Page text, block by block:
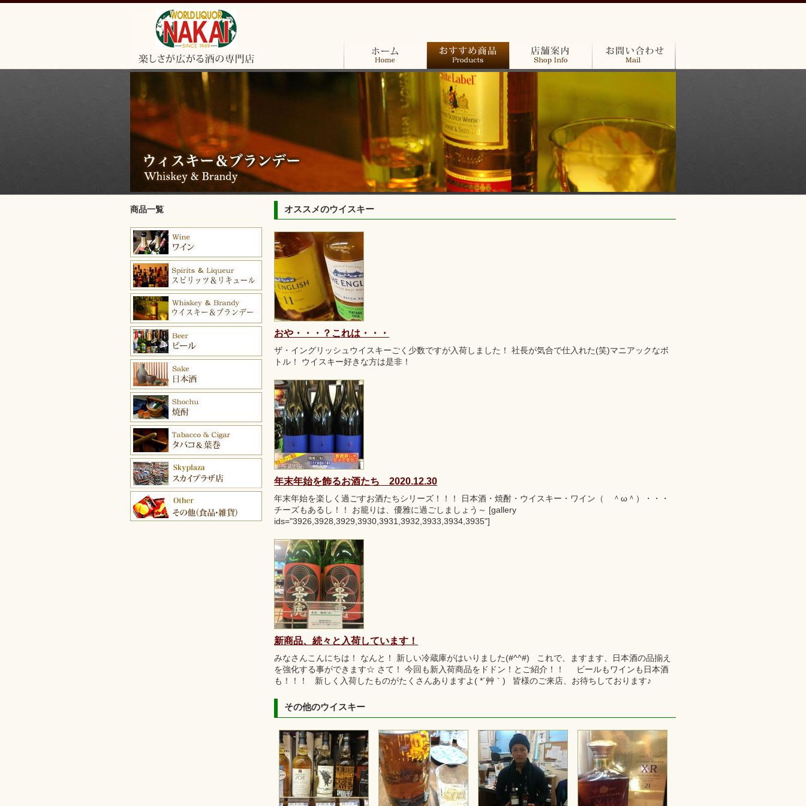
市
楽
広
が
る
酒
の
専
門
店”中
居
酒
店
（NAKAI)”
ホーム おすすめ商品 店舗案内 お問い合わせ
商品一覧
ワイン
ブランデー＆コニャック
ウイスキー＆バーボン
ビール
日本酒
焼酎
タバコ＆葉巻
スカイプラザ店
オススメのウイスキー
おや・・・？これは・・・
ザ・イングリッシュウイスキーごく少数ですが入荷しました！ 社長が気合で仕入れた(笑)マニアックなボ
トル！ ウイスキー好きな方は是非！
年末年始を飾るお酒たち 2020.12.30
年末年始を楽しく過ごすお酒たちシリーズ！！！ 日本酒・焼酎・ウイスキー・ワイン（ ＾ω＾）・・・
チーズもあるし！！ お籠りは、優雅に過ごしましょう～ [gallery
ids="3926,3928,3929,3930,3931,3932,3933,3934,3935"]
新商品、続々と入荷しています！
みなさんこんにちは！ なんと！ 新しい冷蔵庫がはいりました(#^^#) これで、ますます、日本酒の品揃え
を強化する事ができます☆ さて！ 今回も新入荷商品をドドン！とご紹介！！ ビールもワインも日本酒
も！！！ 新しく入荷したものがたくさんありますよ( *´艸｀) 皆様のご来店、お待ちしております♪
その他のウイスキー